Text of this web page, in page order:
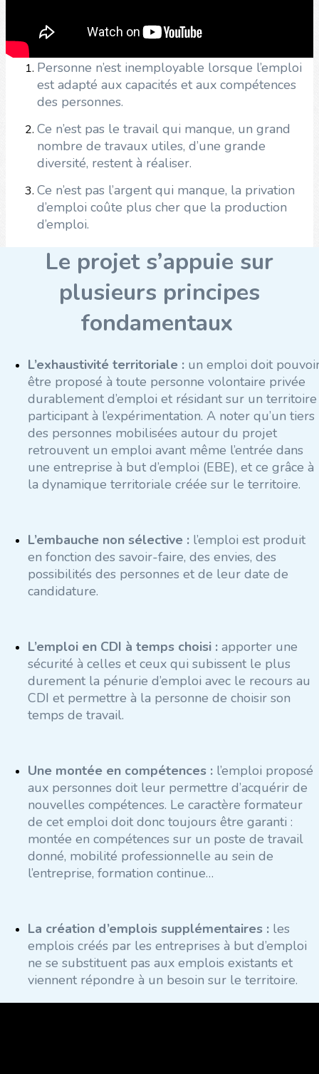
Personne n’est inemployable lorsque l’emploi
est adapté aux capacités et aux compétences
des personnes.
Ce n’est pas le travail qui manque, un grand
nombre de travaux utiles, d’une grande
diversité, restent à réaliser.
Ce n’est pas l’argent qui manque, la privation
d’emploi coûte plus cher que la production
d’emploi.
Le projet s’appuie sur
plusieurs principes
fondamentaux
L’exhaustivité territoriale : un emploi doit
être proposé à toute personne volontaire privée
durablement d’emploi et résidant sur un territoire
participant à l’expérimentation. A noter qu’un tiers
des personnes mobilisées autour du projet
retrouvent un emploi avant même l’entrée dans
une entreprise à but d’emploi (EBE), et ce grâce à
la dynamique territoriale créée sur le territoire.
L’embauche non sélective :l’emploi est produit
en fonction des savoir-faire, des envies, des
possibilités des personnes et de leur date de
candidature.
L’emploi en CDI à temps choisi :apporter une
sécurité à celles et ceux qui subissent le plus
durement la pénurie d’emploi avec le recours au
CDI et permettre à la personne de choisir son
temps de travail.
Une montée en compétences :l’emploi proposé
aux personnes doit leur permettre d’acquérir de
nouvelles compétences. Le caractère formateur
de cet emploi doit donc toujours être garanti :
montée en compétences sur un poste de travail
donné, mobilité professionnelle au sein de
l’entreprise, formation continue…
La création d’emplois supplémentaires :les
emplois créés par les entreprises à but d’emploi
ne se substituent pas aux emplois existants et
viennent répondre à un besoin sur le territoire.